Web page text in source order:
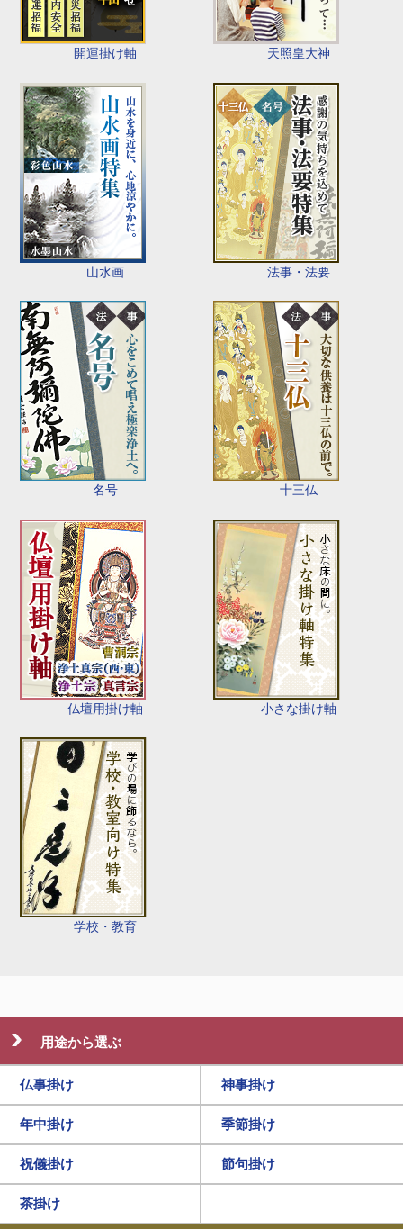
開運掛け軸 天照皇大神
山水画 法事・法要
名号 十三仏
仏壇用掛け軸 小さな掛け軸
学校・教育
用途から選ぶ
仏事掛け 神事掛け
年中掛け 季節掛け
祝儀掛け 節句掛け
茶掛け